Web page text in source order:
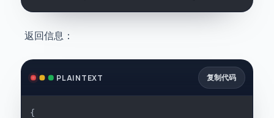
返回信息：
PLAINTEXT 复制代码
{